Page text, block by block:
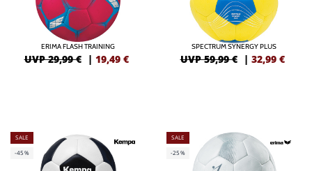
ERIMA FLASH TRAINING
UVP 29,99 € | 19,49 €
SPECTRUM SYNERGY PLUS
UVP 59,99 € | 32,99 €
SALE
-45%
SALE
-25%